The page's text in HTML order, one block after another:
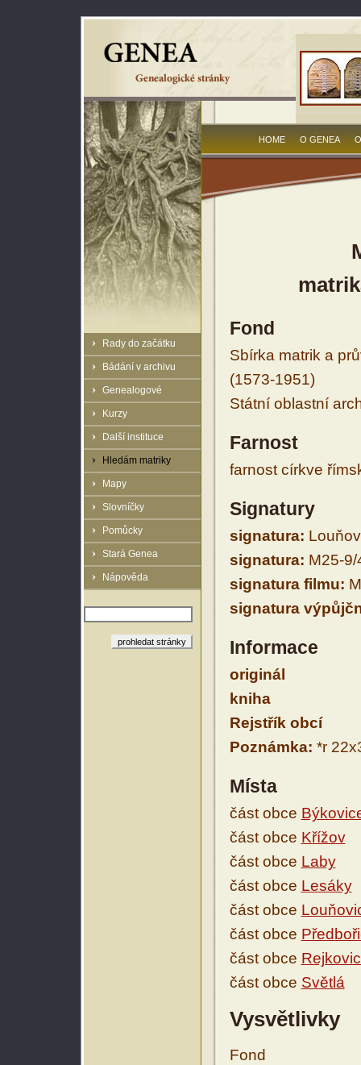
Rady do začátku
Bádání v archivu
Genealogové
Kurzy
Další instituce
Hledám matriky
Mapy
Slovníčky
Pomůcky
Stará Genea
Nápověda
HOME O GENEA
Fond
Sbírka matrik a
(1573-1951)
Státní oblastní
Farnost
farnost církve
Signatury
signatura:
signatura: M25-9/
signatura filmu:
signatura
Informace
originál
kniha
Rejstřík obcí
Poznámka: *r
Místa
část obce
část obce Křížov
část obce Laby
část obce Lesáky
část obce
část obce
část obce
část obce Světlá
Vysvětlivky
Fond